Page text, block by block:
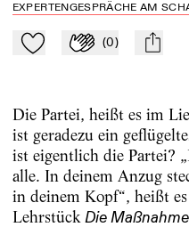
EXPERTENGESPRÄCHE AM
Zu Mein-TdZ hinzufügen
Applaudieren
(0) mail
Die Partei, heißt es im
ist geradezu ein
ist eigentlich die Partei?
alle. In deinem Anzug
in deinem Kopf“, heißt
Lehrstück Die Maßnahme